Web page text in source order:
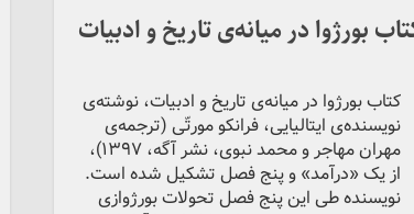
کتاب بورژوا در میانه‌ی تاریخ و ادبیات، نوشته‌ی
نویسنده‌ی ایتالیایی، فرانکو مورتّی (ترجمه‌ی
مهران مهاجر و محمد نبوی، نشر آگه، ۱۳۹۷)،
از یک «درآمد» و پنج فصل تشکیل شده است.
نویسنده طی این پنج فصل تحولات بورژوازی